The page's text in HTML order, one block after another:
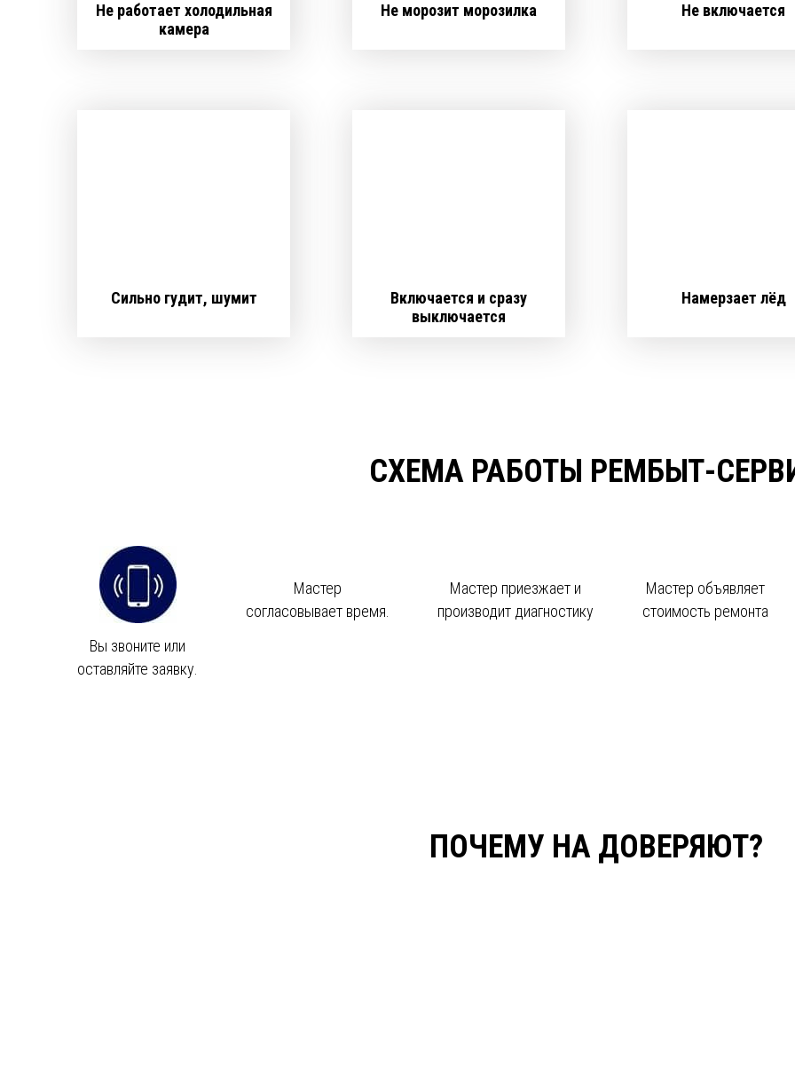
Не работает холодильная
камера
Не морозит морозилка Не включается
Сильно гудит, шумит
Включается и сразу
выключается
Намерзает лёд
СХЕМА РАБОТЫ РЕМБЫТ-
Вы звоните или
оставляйте заявку.
Мастер
согласовывает время.
Мастер приезжает и
производит диагностику
Мастер объявляет
стоимость ремонта
ПОЧЕМУ НА ДОВЕРЯЮТ?